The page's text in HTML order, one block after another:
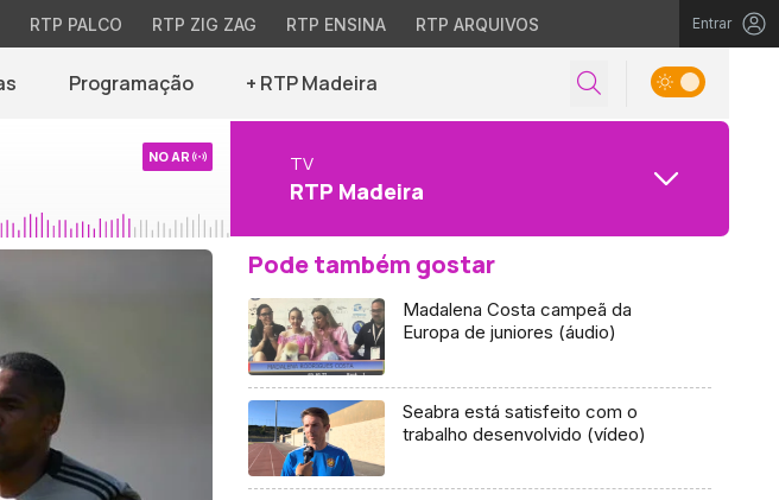
RTP PALCO RTP ZIG ZAG RTP ENSINA RTP ARQUIVOS Entrar
Programação + RTP Madeira
NO AR TV
RTP Madeira
Pode também gostar
Madalena Costa campeã da
Europa de juniores (áudio)
Seabra está satisfeito com o
trabalho desenvolvido (vídeo)